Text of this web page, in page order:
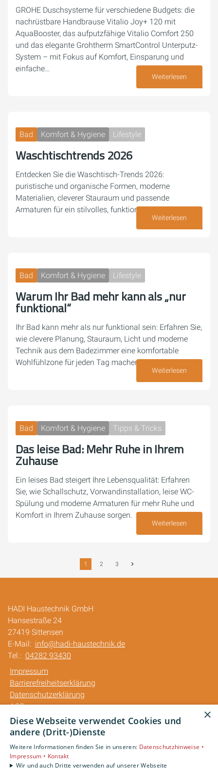
GROHE Duschsysteme für verschiedene Budgets: die
nachrüstbare Handbrause Vitalio Joy+ 120 mit
AquaBooster, das aufputzfähige Vitalio Comfort 250
und das elegante Grohtherm SmartControl Unterputz-
System – mit Fokus auf Komfort, Einsparung und
einfache…
Weiterlesen
Bad Komfort & Hygiene Lifestyle
Waschtischtrends 2026
Entdecken Sie die Waschtisch-Trends 2026:
puristische und organische Formen, moderne
Materialien, cleverer Stauraum und passende
Armaturen für ein stilvolles, funktionales Bad.
Weiterlesen
Bad Komfort & Hygiene Lifestyle
Warum Ihr Bad mehr kann als „nur
funktional“
Ihr Bad kann mehr als nur funktional sein: Erfahren Sie,
wie clevere Planung, Stauraum, Licht und moderne
Technik aus dem Badezimmer eine komfortable
Wohlfühlzone für jeden Tag machen.
Weiterlesen
Bad Komfort & Hygiene Tipps & Tricks
Das leise Bad: Mehr Ruhe in Ihrem
Zuhause
Ein leises Bad steigert Ihre Lebensqualität: Erfahren
Sie, wie Schallschutz, Vorwandinstallation, leise WC-
Spülung und moderne Armaturen für mehr Ruhe und
Komfort in Ihrem Zuhause sorgen.
Weiterlesen
1 2 3
HADI Haustechnik GmbH
Hansestraße 24
27419 Sittensen
E-Mail: info@hadi-haustechnik.de
Tel.: 04282 93430
Impressum
Barrierefreiheitserklärung
Datenschutzerklärung
AGB
Unsere Bereiche
Gewerbekunden
Karriere
×
Diese Webseite verwendet Cookies und
andere (Dritt-)Dienste
Weitere Informationen finden Sie in unseren: Datenschutzhinweise •
Impressum • Kontakt
Wir und auch Dritte verwenden auf unserer Webseite